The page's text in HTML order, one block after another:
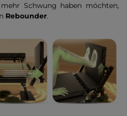
Schwung haben möchten,
Rebounder.